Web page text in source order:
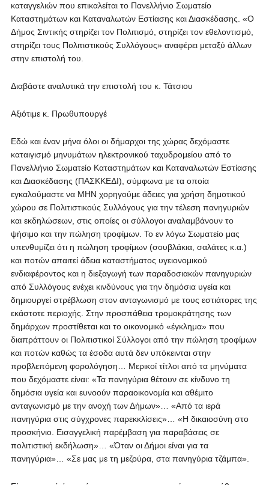
καταγγελιών που επικαλείται το Πανελλήνιο Σωματείο
Καταστημάτων και Καταναλωτών Εστίασης και Διασκέδασης. «Ο
Δήμος Σιντικής στηρίζει τον Πολιτισμό, στηρίζει τον εθελοντισμό,
στηρίζει τους Πολιτιστικούς Συλλόγους» αναφέρει μεταξύ άλλων
στην επιστολή του.
Διαβάστε αναλυτικά την επιστολή του κ. Τάτσιου
Αξιότιμε κ. Πρωθυπουργέ
Εδώ και έναν μήνα όλοι οι δήμαρχοι της χώρας δεχόμαστε
καταιγισμό μηνυμάτων ηλεκτρονικού ταχυδρομείου από το
Πανελλήνιο Σωματείο Καταστημάτων και Καταναλωτών Εστίασης
και Διασκέδασης (ΠΑΣΚΚΕΔΙ), σύμφωνα με τα οποία
εγκαλούμαστε να ΜΗΝ χορηγούμε άδειες για χρήση δημοτικού
χώρου σε Πολιτιστικούς Συλλόγους για την τέλεση πανηγυριών
και εκδηλώσεων, στις οποίες οι σύλλογοι αναλαμβάνουν το
ψήσιμο και την πώληση τροφίμων. Το εν λόγω Σωματείο μας
υπενθυμίζει ότι η πώληση τροφίμων (σουβλάκια, σαλάτες κ.α.)
και ποτών απαιτεί άδεια καταστήματος υγειονομικού
ενδιαφέροντος και η διεξαγωγή των παραδοσιακών πανηγυριών
από Συλλόγους ενέχει κινδύνους για την δημόσια υγεία και
δημιουργεί στρέβλωση στον ανταγωνισμό με τους εστιάτορες της
εκάστοτε περιοχής. Στην προσπάθεια τρομοκράτησης των
δημάρχων προστίθεται και το οικονομικό «έγκλημα» που
διαπράττουν οι Πολιτιστικοί Σύλλογοι από την πώληση τροφίμων
και ποτών καθώς τα έσοδα αυτά δεν υπόκεινται στην
προβλεπόμενη φορολόγηση… Μερικοί τίτλοι από τα μηνύματα
που δεχόμαστε είναι: «Τα πανηγύρια θέτουν σε κίνδυνο τη
δημόσια υγεία και ευνοούν παραοικονομία και αθέμιτο
ανταγωνισμό με την ανοχή των Δήμων»… «Από τα ιερά
πανηγύρια στις σύγχρονες παρεκκλίσεις»… «Η δικαιοσύνη στο
προσκήνιο. Εισαγγελική παρέμβαση για παραβάσεις σε
πολιτιστική εκδήλωση»… «Όταν οι Δήμοι είναι για τα
πανηγύρια»… «Σε μας με τη μεζούρα, στα πανηγύρια τζάμπα».